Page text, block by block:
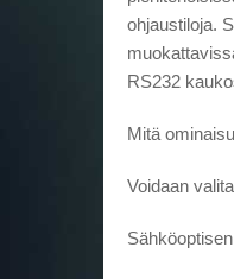
ohjaustiloja.
RS232
Mitä
Voidaan